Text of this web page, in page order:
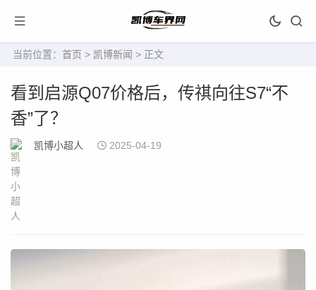
当前位置： 首页 > 凯博新闻 > 正文
看到启源Q07价格后，传祺向往S7“不
香”了？
凯博小超人 2025-04-19